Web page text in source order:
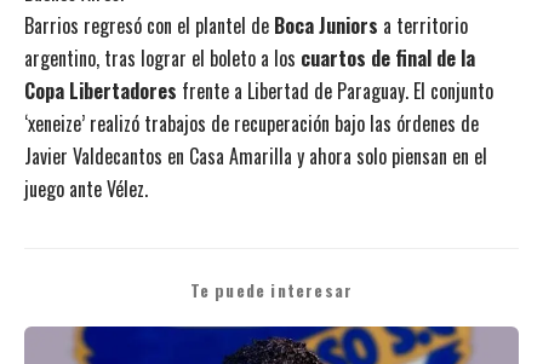
Barrios regresó con el plantel de Boca Juniors a territorio
argentino, tras lograr el boleto a los cuartos de final de la
Copa Libertadores frente a Libertad de Paraguay. El conjunto
‘xeneize’ realizó trabajos de recuperación bajo las órdenes de
Javier Valdecantos en Casa Amarilla y ahora solo piensan en el
juego ante Vélez.
Te puede interesar